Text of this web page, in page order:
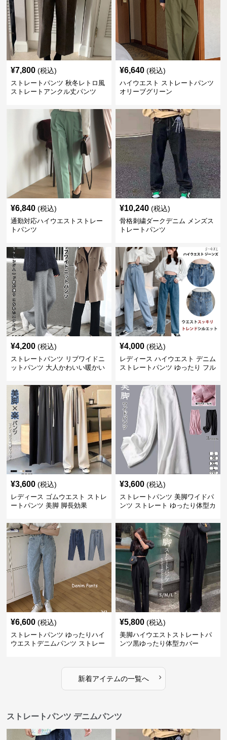
¥7,800 (税込)
ストレートパンツ 秋冬レトロ風
ストレートアンクル丈パンツ
¥6,640 (税込)
ハイウエスト ストレートパンツ
オリーブグリーン
¥6,840 (税込)
通勤対応ハイウエストストレー
トパンツ
¥10,240 (税込)
骨格刺繍ダークデニム メンズス
トレートパンツ
¥4,200 (税込)
ストレートパンツ リブワイドニ
ットパンツ 大人かわいい暖かい
¥4,000 (税込)
レディース ハイウエスト デニム
ストレートパンツ ゆったり フル
¥3,600 (税込)
レディース ゴムウエスト ストレ
ートパンツ 美脚 脚長効果
¥3,600 (税込)
ストレートパンツ 美脚ワイドパ
ンツ ストレート ゆったり体型カ
¥6,600 (税込)
ストレートパンツ ゆったりハイ
ウエストデニムパンツ ストレー
¥5,800 (税込)
美脚ハイウエストストレートパ
ンツ黒ゆったり体型カバー
新着アイテムの一覧へ ›
ストレートパンツ デニムパンツ